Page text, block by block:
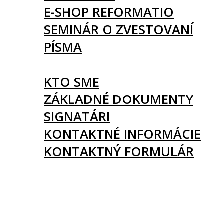
E-SHOP REFORMATIO
SEMINÁR O ZVESTOVANÍ
PÍSMA
KTO SME
ZÁKLADNÉ DOKUMENTY
SIGNATÁRI
KONTAKTNÉ INFORMÁCIE
KONTAKTNÝ FORMULÁR